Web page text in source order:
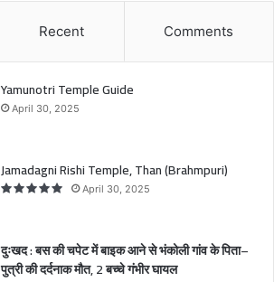
Recent Comments
Yamunotri Temple Guide
April 30, 2025
Jamadagni Rishi Temple, Than (Brahmpuri)
April 30, 2025
दुःखद : बस की चपेट में बाइक आने से भंकोली गांव के पिता–
पुत्री की दर्दनाक मौत, 2 बच्चे गंभीर घायल